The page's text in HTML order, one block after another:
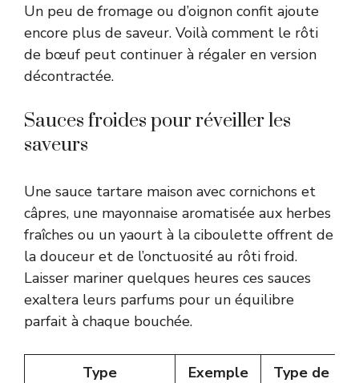
Un peu de fromage ou d’oignon confit ajoute
encore plus de saveur. Voilà comment le rôti
de bœuf peut continuer à régaler en version
décontractée.
Sauces froides pour réveiller les
saveurs
Une sauce tartare maison avec cornichons et
câpres, une mayonnaise aromatisée aux herbes
fraîches ou un yaourt à la ciboulette offrent de
la douceur et de l’onctuosité au rôti froid.
Laisser mariner quelques heures ces sauces
exaltera leurs parfums pour un équilibre
parfait à chaque bouchée.
Type
Exemple
Type de